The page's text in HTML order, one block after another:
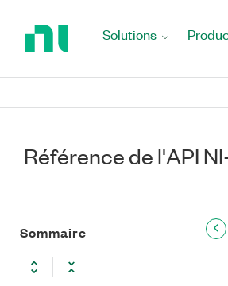
Solutions
Référence de l'API
Sommaire
DAQmx Task Name
DAQmx Global Channel